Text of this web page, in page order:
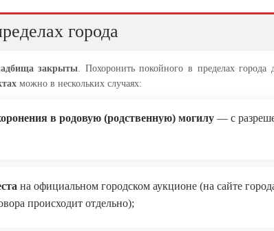
города
закрыты. Похоронить покойного в пределах города
можно в нескольких случаях:
в родовую (родственную) могилу — с
на официальном городском аукционе (на сайте
происходит отдельно);